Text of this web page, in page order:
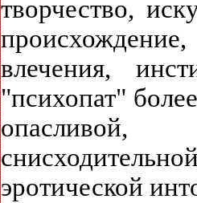
творчество,
происхождение,
влечения,
"психопат"
опасливой,
эротической